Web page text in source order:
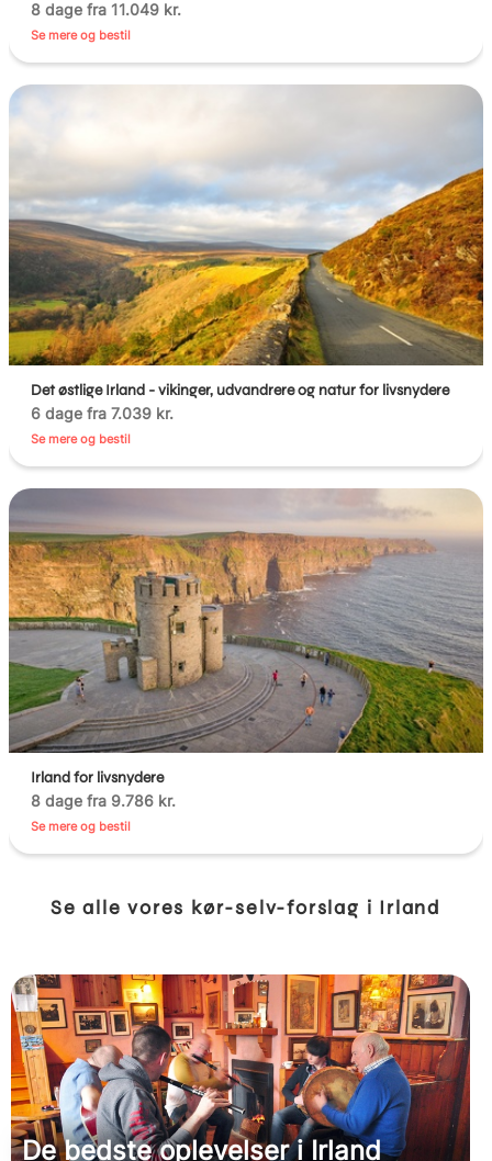
8 dage fra 11.049 kr.
Se mere og bestil
Det østlige Irland - vikinger, udvandrere og natur for livsnydere
6 dage fra 7.039 kr.
Se mere og bestil
Irland for livsnydere
8 dage fra 9.786 kr.
Se mere og bestil
Se alle vores kør-selv-forslag i Irland
De bedste oplevelser i Irland